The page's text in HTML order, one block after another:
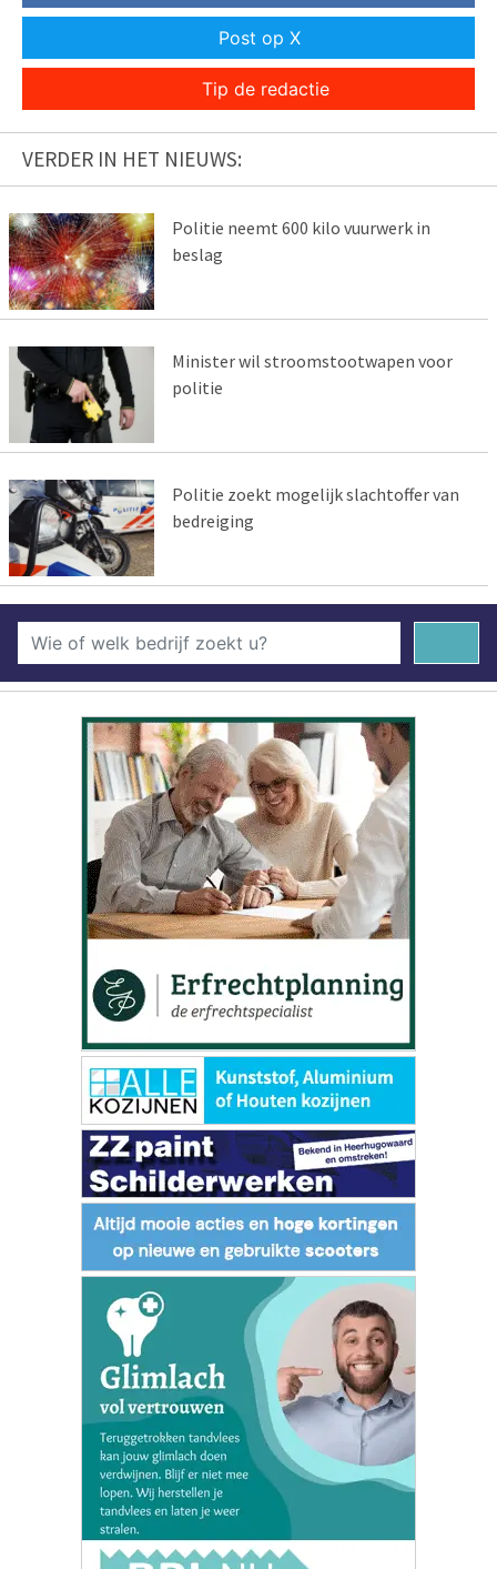
Post op X
Tip de redactie
VERDER IN HET NIEUWS:
Politie neemt 600 kilo vuurwerk in
beslag
Minister wil stroomstootwapen voor
politie
Politie zoekt mogelijk slachtoffer van
bedreiging